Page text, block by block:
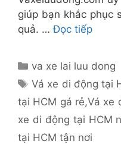
giúp bạn khắc phục
quả. …Đọc tiếp
Danh
mục
va xe lai luu dong
Thẻ
Vá xe di động tại
tại HCM gá rẻ,Vá xe
xe di động tại HCM
tại HCM tận nơi